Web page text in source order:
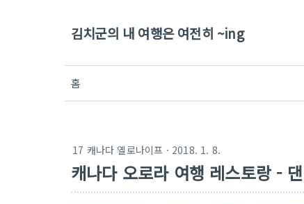
김치군의 내 여행은 여전히 ~ing
홈
17 캐나다 옐로나이프 · 2018. 1. 8.
캐나다 오로라 여행 레스토랑 -